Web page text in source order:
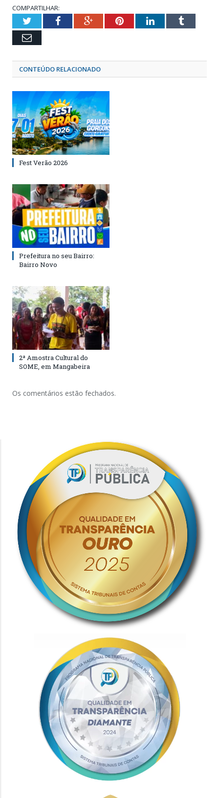
COMPARTILHAR:
TwitterFacebookGoogle+PinterestLinkedInTumblr
Email
CONTEÚDO RELACIONADO
Fest Verão 2026
Prefeitura no seu Bairro:
Bairro Novo
2ª Amostra Cultural do
SOME, em Mangabeira
Os comentários estão fechados.